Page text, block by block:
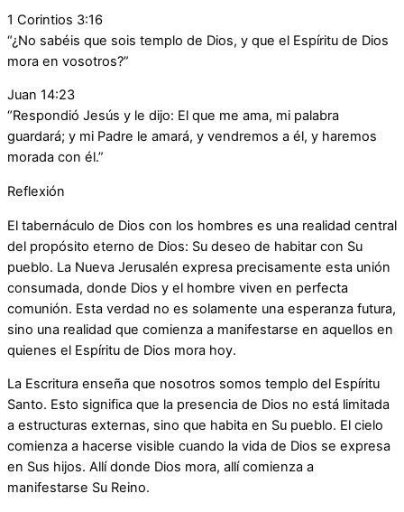
1 Corintios 3:16
“¿No sabéis que sois templo de Dios, y que el Espíritu de Dios
mora en vosotros?”
Juan 14:23
“Respondió Jesús y le dijo: El que me ama, mi palabra
guardará; y mi Padre le amará, y vendremos a él, y haremos
morada con él.”
Reflexión
El tabernáculo de Dios con los hombres es una realidad central
del propósito eterno de Dios: Su deseo de habitar con Su
pueblo. La Nueva Jerusalén expresa precisamente esta unión
consumada, donde Dios y el hombre viven en perfecta
comunión. Esta verdad no es solamente una esperanza futura,
sino una realidad que comienza a manifestarse en aquellos en
quienes el Espíritu de Dios mora hoy.
La Escritura enseña que nosotros somos templo del Espíritu
Santo. Esto significa que la presencia de Dios no está limitada
a estructuras externas, sino que habita en Su pueblo. El cielo
comienza a hacerse visible cuando la vida de Dios se expresa
en Sus hijos. Allí donde Dios mora, allí comienza a
manifestarse Su Reino.